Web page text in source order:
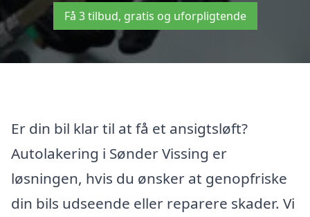
Få 3 tilbud, gratis og uforpligtende
Er din bil klar til at få et ansigtsløft?
Autolakering i Sønder Vissing er
løsningen, hvis du ønsker at genopfriske
din bils udseende eller reparere skader. Vi